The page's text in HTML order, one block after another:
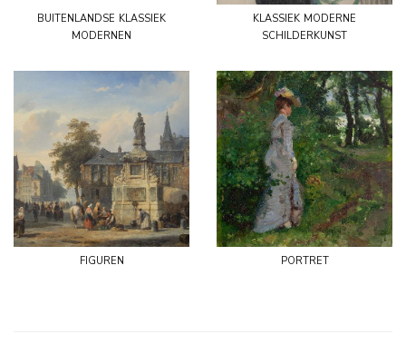
buitenlandse klassiek
modernen
klassiek moderne
schilderkunst
figuren portret